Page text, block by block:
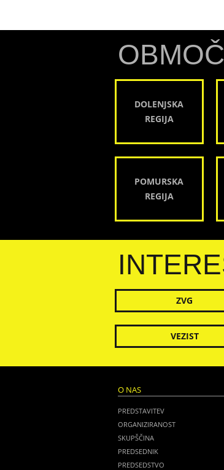
DOLENJSKA
REGIJA
POMURSKA
REGIJA
ZVG
VEZIST
O NAS
PREDSTAVITEV
ORGANIZIRANOST
SKUPŠČINA
PREDSEDNIK
PREDSEDSTVO